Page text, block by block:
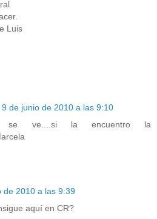
Luis
9 de junio de 2010 a las 9:10
se ve....si la encuentro la
de 2010 a las 9:39
aquí en CR?